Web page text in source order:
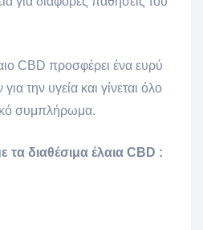
CBD προσφέρει ένα ευρύ
την υγεία και γίνεται όλο
συμπλήρωμα.
τα διαθέσιμα έλαια CBD :